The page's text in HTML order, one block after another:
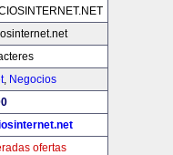
, Negocios
ofertas